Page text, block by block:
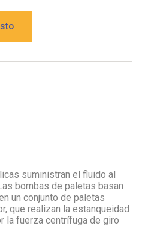
suministran el fluido al
bombas de paletas basan
un conjunto de paletas
que realizan la estanqueidad
la fuerza centrífuga de giro